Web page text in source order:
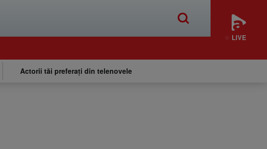
LIVE
Actorii tăi preferați din telenovele